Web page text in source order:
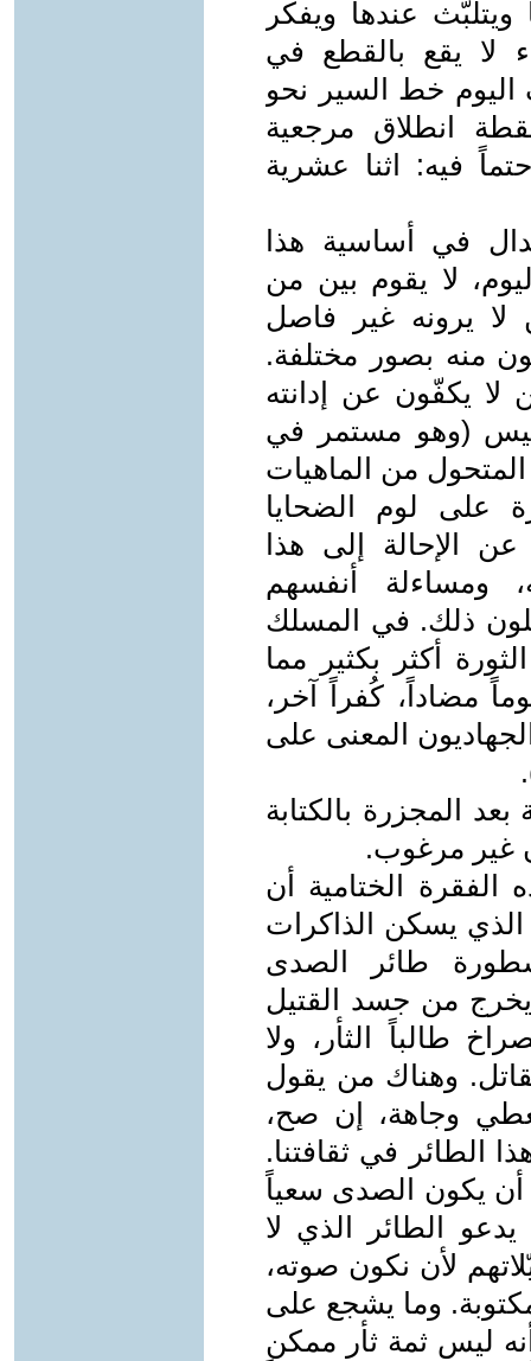
عندها ويفكر
يقع بالقطع في
اليوم خط السير نحو
انطلاق مرجعية
فيه: اثنا عشرية
في أساسية هذا
لا يقوم بين من
يرونه غير فاصل
منه بصور مختلفة.
لا يكفّون عن إدانته
(وهو مستمر في
من الماهيات
على لوم الضحايا
الإحالة إلى هذا
ومساءلة أنفسهم
ذلك. في المسلك
أكثر بكثير مما
مضاداً، كُفراً آخر،
المعنى على
المجزرة بالكتابة
غير مرغوب.
الفقرة الختامية أن
يسكن الذاكرات
طائر الصدى
يخرج من جسد القتيل
طالباً الثأر، ولا
وهناك من يقول
وجاهة، إن صح،
الطائر في ثقافتنا.
أن يكون الصدى سعياً
الطائر الذي لا
لأن نكون صوته،
وما يشجع على
ليس ثمة ثأر ممكن